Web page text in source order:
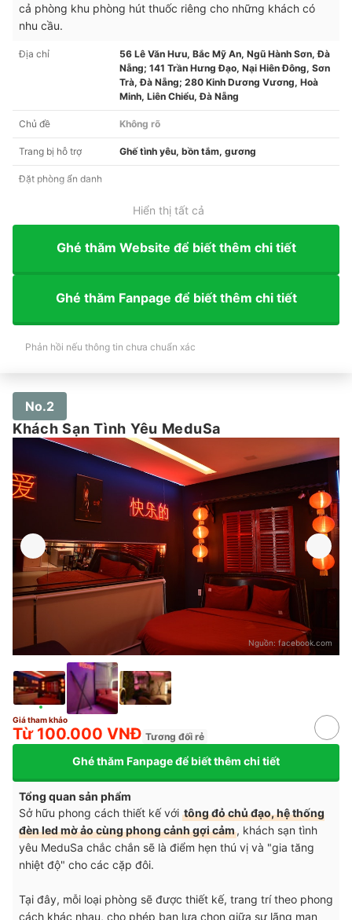
cả phòng khu phòng hút thuốc riêng cho những khách có
nhu cầu.
Địa chỉ
56 Lê Văn Hưu, Bắc Mỹ An, Ngũ Hành Sơn, Đà
Nẵng; 141 Trần Hưng Đạo, Nại Hiên Đông, Sơn
Trà, Đà Nẵng; 280 Kinh Dương Vương, Hoà
Minh, Liên Chiểu, Đà Nẵng
Chủ đề Không rõ
Trang bị hỗ trợ Ghế tình yêu, bồn tắm, gương
Đặt phòng ẩn danh
Hiển thị tất cả
Ghé thăm Website để biết thêm chi tiết
Ghé thăm Fanpage để biết thêm chi tiết
Phản hồi nếu thông tin chưa chuẩn xác
No.2
Khách Sạn Tình Yêu MeduSa
Nguồn: facebook.com
Giá tham khảo
Từ 100.000 VNĐ Tương đối rẻ
Ghé thăm Fanpage để biết thêm chi tiết
Tổng quan sản phẩm
Sở hữu phong cách thiết kế với tông đỏ chủ đạo, hệ thống
đèn led mờ ảo cùng phong cảnh gợi cảm, khách sạn tình
yêu MeduSa chắc chắn sẽ là điểm hẹn thú vị và "gia tăng
nhiệt độ" cho các cặp đôi.
Tại đây, mỗi loại phòng sẽ được thiết kế, trang trí theo phong
cách khác nhau, cho phép bạn lựa chọn giữa sự lãng mạn